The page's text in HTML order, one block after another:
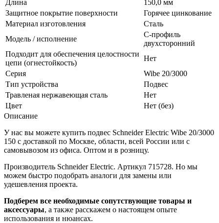
Длина
150,0 мм
Защитное покрытие поверхности
Горячее цинкование
Материал изготовления
Сталь
Модель / исполнение
С-профиль
двухсторонний
Подходит для обеспечения целостности
цепи (огнестойкость)
Нет
Серия
Wibe 20/3000
Тип устройства
Подвес
Травленая нержавеющая сталь
Нет
Цвет
Нет (без)
Описание
У нас вы можете купить подвес Schneider Electric Wibe 20/3000
150 с доставкой по Москве, области, всей России или с
самовывозом из офиса. Оптом и в розницу.
Производитель Schneider Electric. Артикул 715728. Но мы
можем быстро подобрать аналоги для замены или
удешевления проекта.
Подберем все необходимые сопутствующие товары и
аксессуары, а также расскажем о настоящем опыте
использования и нюансах.